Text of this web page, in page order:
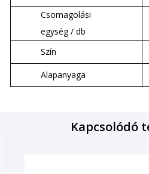
Csomagolási
egység / db
Szín
Alapanyaga
Kapcsolódó